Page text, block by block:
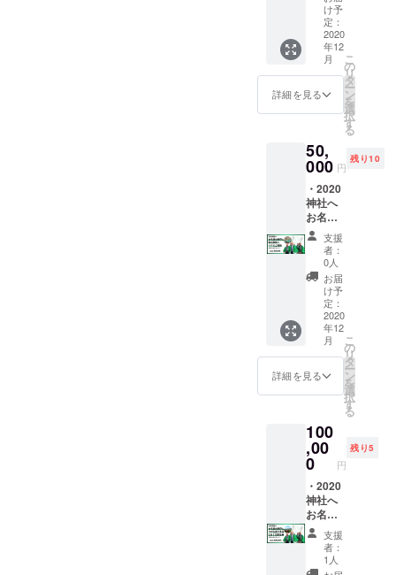
さい ※
本名、
会社名
もしく
はニッ
クネー
ムでも
字まで
になり
ます
のオブ
ジェ
（サイ
ズ縦
8cm ×
横10cm
程度）
※名前を
レー
刷した
ものを
掲示し
ます ※
備考欄
にお名
前を入
力くだ
さい ※
本名、
会社名
もしく
はニッ
クネー
ムでも
可能 ※
文字数
ます
け予
定：
2020
年12
月
詳細を見る
こ
の
リ
タ
ー
ン
を
選
択
す
る
50,
000 円
残り10
・2020
神社へ
お名前
を刻印
・2020
年秋の
例会特
別席へ
ペアで
ご招待
（お食
事付）※
交通宿
泊費別
※秋の例
会は
10月1日
開場
17:00予
定とな
りま
す。 ※
開催の
詳細に
ついて
は申込
された
支援
者：
0人
お届
け予
定：
2020
年12
月
詳細を見る
こ
の
リ
タ
ー
ン
を
選
択
す
る
100
,00
0 円
残り5
・2020
神社へ
お名前
を刻印
・つが
る富士
見荘1泊
支援
者：
1人